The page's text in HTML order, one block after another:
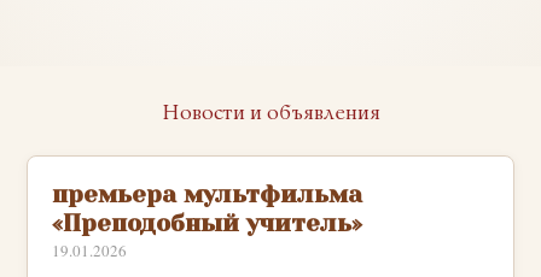
Новости и объявления
премьера мультфильма
«Преподобный учитель»
19.01.2026